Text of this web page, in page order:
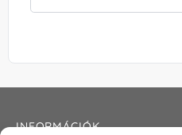
INFORMÁCIÓK